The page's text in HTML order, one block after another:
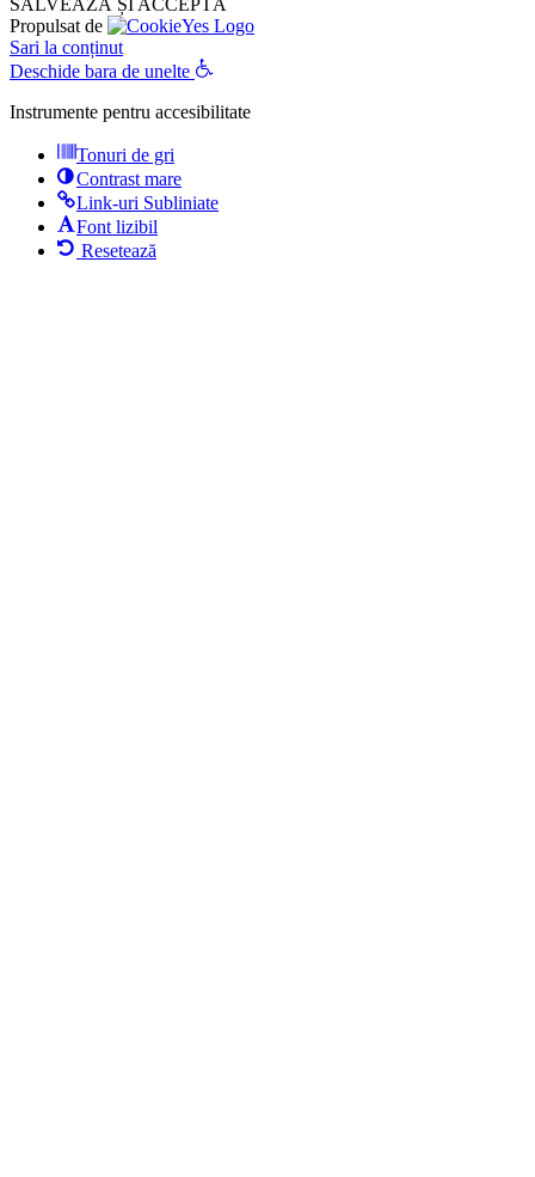
SALVEAZĂ ȘI ACCEPTĂ
Propulsat de
Sari la conținut
Deschide bara de unelte
Instrumente pentru accesibilitate
Tonuri de gri
Contrast mare
Link-uri Subliniate
Font lizibil
Resetează